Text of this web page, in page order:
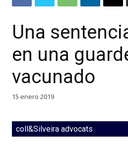
Una
en una
vacunado
15 enero 2019
coll&Silveira advocats